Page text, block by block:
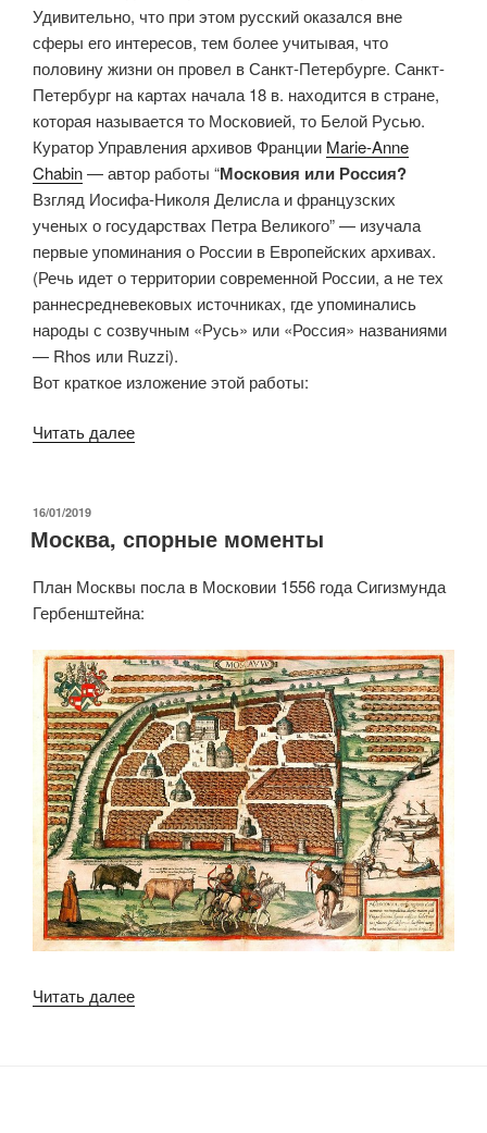
Удивительно, что при этом русский оказался вне
сферы его интересов, тем более учитывая, что
половину жизни он провел в Санкт-Петербурге. Санкт-
Петербург на картах начала 18 в. находится в стране,
которая называется то Московией, то Белой Русью.
Куратор Управления архивов Франции Marie-Anne
Chabin— автор работы “Московия или Россия?
Взгляд Иосифа-Николя Делисла и французских
ученых о государствах Петра Великого” — изучала
первые упоминания о России в Европейских архивах.
(Речь идет о территории современной России, а не тех
раннесредневековых источниках, где упоминались
народы с созвучным «Русь» или «Россия» названиями
— Rhos или Ruzzi).
Вот краткое изложение этой работы:
Читать далее«Московия
ОПУБЛИКОВАНО
16/01/2019
Москва, спорные моменты
План Москвы посла в Московии 1556 года Сигизмунда
Гербенштейна:
Читать далее«Москва,